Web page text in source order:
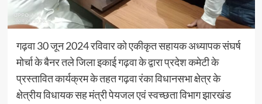
गढ़वा 30 जून 2024 रविवार को एकीकृत सहायक अध्यापक संघर्ष
मोर्चा के बैनर तले जिला इकाई गढ़वा के द्वारा प्रदेश कमेटी के
प्रस्तावित कार्यक्रम के तहत गढ़वा रंका विधानसभा क्षेत्र के
क्षेत्रीय विधायक सह मंत्री पेयजल एवं स्वच्छता विभाग झारखंड